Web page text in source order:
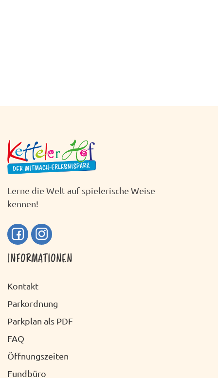
Lerne die Welt auf spielerische Weise
kennen!
INFORMATIONEN
Kontakt
Parkordnung
Parkplan als PDF
FAQ
Öffnungszeiten
Fundbüro